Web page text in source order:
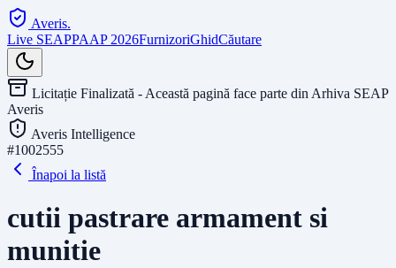
Averis.
Live SEAPPAAP 2026FurnizoriGhidCăutare
Licitație Finalizată - Această pagină face parte din Arhiva SEAP
Averis
Averis Intelligence
#1002555
Înapoi la listă
cutii pastrare armament si
munitie